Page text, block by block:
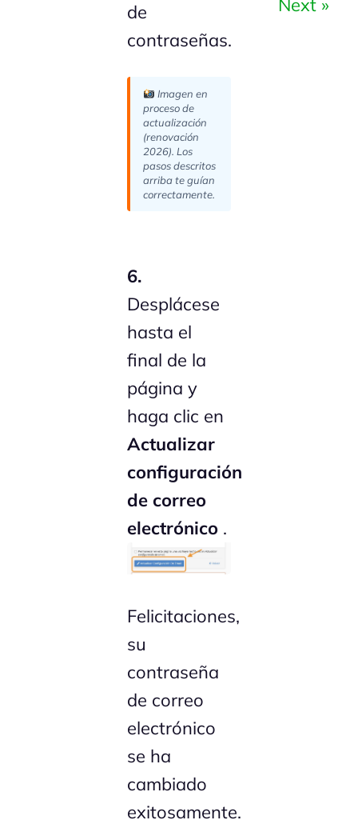
de
contraseñas.
Imagen en
proceso de
actualización
(renovación
2026). Los
pasos descritos
arriba te guían
correctamente.
6.
Desplácese
hasta el
final de la
página y
haga clic en
Actualizar
configuración
de correo
electrónico .
Felicitaciones,
su
contraseña
de correo
electrónico
se ha
cambiado
exitosamente.
Next »